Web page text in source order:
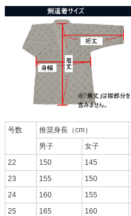
号数 推奨身長（cm）
男子
女子
22
150 145
23
155 150
24
160 155
25
165 160